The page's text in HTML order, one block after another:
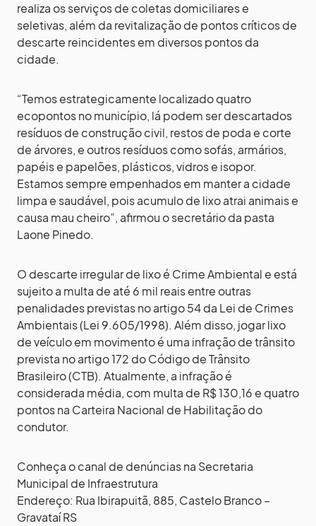
realiza os serviços de coletas domiciliares e
seletivas, além da revitalização de pontos críticos de
descarte reincidentes em diversos pontos da
cidade.
“Temos estrategicamente localizado quatro
ecopontos no município, lá podem ser descartados
resíduos de construção civil, restos de poda e corte
de árvores, e outros resíduos como sofás, armários,
papéis e papelões, plásticos, vidros e isopor.
Estamos sempre empenhados em manter a cidade
limpa e saudável, pois acumulo de lixo atrai animais e
causa mau cheiro”, afirmou o secretário da pasta
Laone Pinedo.
O descarte irregular de lixo é Crime Ambiental e está
sujeito a multa de até 6 mil reais entre outras
penalidades previstas no artigo 54 da Lei de Crimes
Ambientais (Lei 9.605/1998). Além disso, jogar lixo
de veículo em movimento é uma infração de trânsito
prevista no artigo 172 do Código de Trânsito
Brasileiro (CTB). Atualmente, a infração é
considerada média, com multa de R$ 130,16 e quatro
pontos na Carteira Nacional de Habilitação do
condutor.
Conheça o canal de denúncias na Secretaria
Municipal de Infraestrutura
Endereço: Rua Ibirapuitã, 885, Castelo Branco –
Gravataí RS